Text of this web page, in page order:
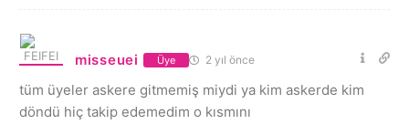
misseuei Üye 2 yıl önce
tüm üyeler askere gitmemiş miydi ya kim askerde kim
döndü hiç takip edemedim o kısmını